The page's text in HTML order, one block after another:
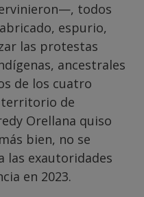
todos
espurio,
las protestas
ancestrales
de los cuatro
territorio de
Orellana quiso
bien, no se
las exautoridades
en 2023.